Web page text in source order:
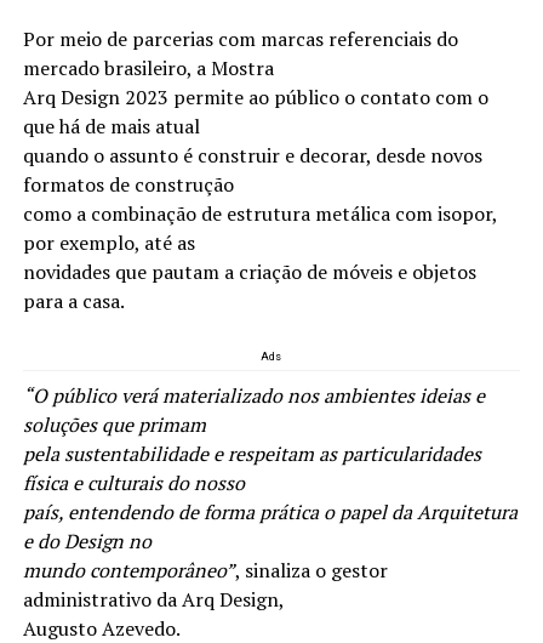
Por meio de parcerias com marcas referenciais do
mercado brasileiro, a Mostra
Arq Design 2023 permite ao público o contato com o
que há de mais atual
quando o assunto é construir e decorar, desde novos
formatos de construção
como a combinação de estrutura metálica com isopor,
por exemplo, até as
novidades que pautam a criação de móveis e objetos
para a casa.
Ads
“O público verá materializado nos ambientes ideias e
soluções que primam
pela sustentabilidade e respeitam as particularidades
física e culturais do nosso
país, entendendo de forma prática o papel da Arquitetura
e do Design no
mundo contemporâneo”, sinaliza o gestor
administrativo da Arq Design,
Augusto Azevedo.